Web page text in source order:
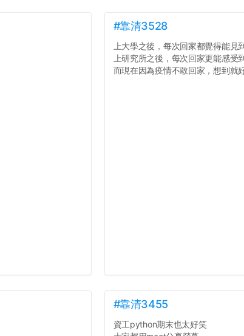
#靠清3528
上大學之後，每次回家都覺得能見
上研究所之後，每次回家更能感受
而現在因為疫情不敢回家，想到就
#靠清3455
資工python期末也太好笑